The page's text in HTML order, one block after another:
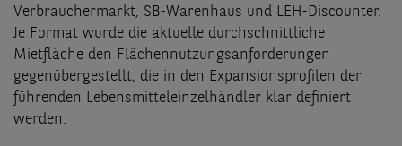
Verbrauchermarkt, SB-Warenhaus und LEH-Discounter.
Je Format wurde die aktuelle durchschnittliche
Mietfläche den Flächennutzungsanforderungen
gegenübergestellt, die in den Expansionsprofilen der
führenden Lebensmitteleinzelhändler klar definiert
werden.